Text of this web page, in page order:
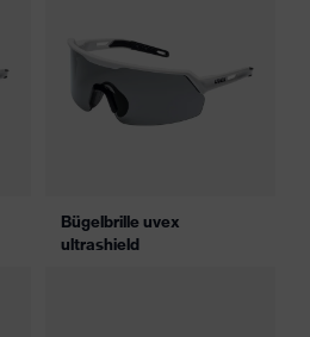
Bügelbrille uvex
ultrashield